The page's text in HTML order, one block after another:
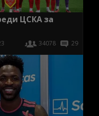
ЦСКА за
34078 29